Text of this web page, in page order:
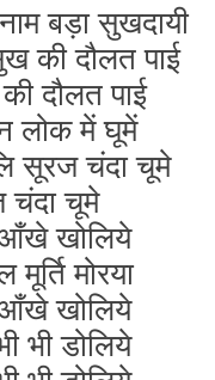
बड़ा सुखदायी
दौलत पाई
दौलत पाई
लोक में घूमें
सूरज चंदा चूमे
चूमे
खोलिये
मोरया
खोलिये
भी डोलिये